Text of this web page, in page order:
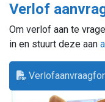
Verlof
Om verlof aan te
in en stuurt deze aan